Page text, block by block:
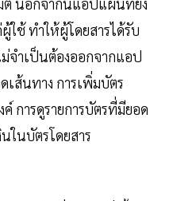
ใช้ ทำให้ผู้โดยสารได้รับ
จำเป็นต้องออกจากแอป
เส้นทาง การเพิ่มบัตร
การดูรายการบัตรที่มียอด
ในบัตรโดยสาร